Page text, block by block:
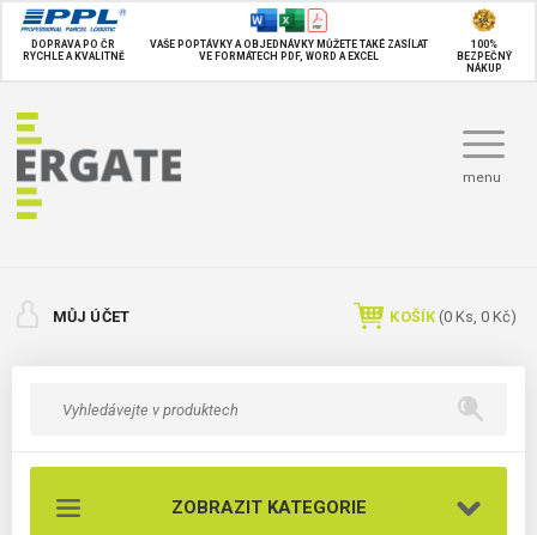
DOPRAVA PO ČR
RYCHLE A KVALITNĚ
VAŠE POPTÁVKY A OBJEDNÁVKY MŮŽETE TAKÉ ZASÍLAT
VE FORMÁTECH PDF, WORD A EXCEL
100%
BEZPEČNÝ
NÁKUP
menu
MŮJ ÚČET KOŠÍK (0 Ks, 0 Kč)
ZOBRAZIT KATEGORIE